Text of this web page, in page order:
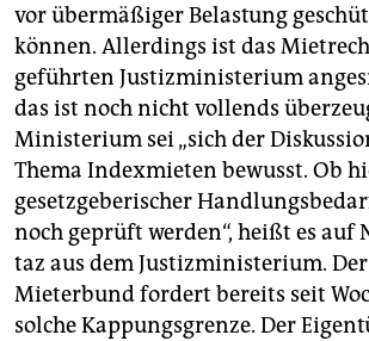
vor übermäßiger Belastung
können. Allerdings ist das
geführten Justizministerium
das ist noch nicht vollends
Ministerium sei „sich der
Thema Indexmieten bewusst. Ob
gesetzgeberischer
noch geprüft werden“, heißt es auf
taz aus dem Justizministerium.
Mieterbund fordert bereits seit
solche Kappungsgrenze. Der